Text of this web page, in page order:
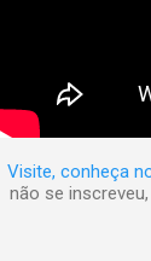
Visite, conheça
não se